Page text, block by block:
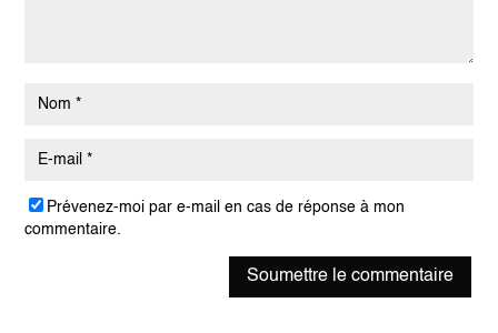
Prévenez-moi par e-mail en cas de réponse à mon
commentaire.
Soumettre le commentaire